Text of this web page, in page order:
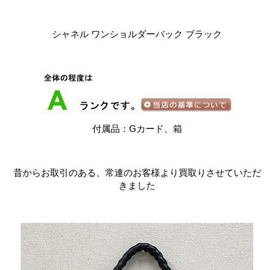
シャネル ワンショルダーバック ブラック
付属品：Gカード、箱
昔からお取引のある、常連のお客様より買取りさせていただ
きました